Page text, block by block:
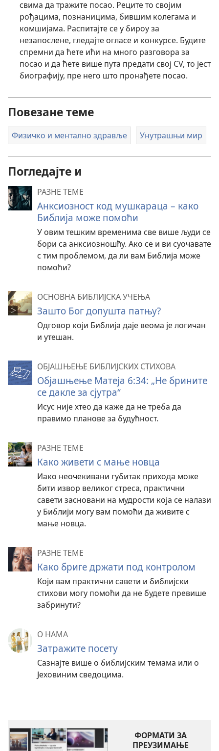
свима да тражите посао. Реците то својим
рођацима, познаницима, бившим колегама и
комшијама. Распитајте се у бироу за
незапослене, гледајте огласе и конкурсе. Будите
спремни да ћете ићи на много разговора за
посао и да ћете више пута предати свој CV, то јест
биографију, пре него што пронађете посао.
Повезане теме
Физичко и ментално здравље Унутрашњи мир
Погледајте и
РАЗНЕ ТЕМЕ
Анксиозност код мушкараца – како
Библија може помоћи
У овим тешким временима све више људи се
бори са анксиозношћу. Ако се и ви суочавате
с тим проблемом, да ли вам Библија може
помоћи?
ОСНОВНА БИБЛИЈСКА УЧЕЊА
Зашто Бог допушта патњу?
Одговор који Библија даје веома је логичан
и утешан.
ОБЈАШЊЕЊЕ БИБЛИЈСКИХ СТИХОВА
Објашњење Матеја 6:34: „Не брините
се дакле за сјутра“
Исус није хтео да каже да не треба да
правимо планове за будућност.
РАЗНЕ ТЕМЕ
Како живети с мање новца
Иако неочекивани губитак прихода може
бити извор великог стреса, практични
савети засновани на мудрости која се налази
у Библији могу вам помоћи да живите с
мање новца.
РАЗНЕ ТЕМЕ
Како бриге држати под контролом
Који вам практични савети и библијски
стихови могу помоћи да не будете превише
забринути?
О НАМА
Затражите посету
Сазнајте више о библијским темама или о
Јеховиним сведоцима.
ФОРМАТИ ЗА
ПРЕУЗИМАЊЕ